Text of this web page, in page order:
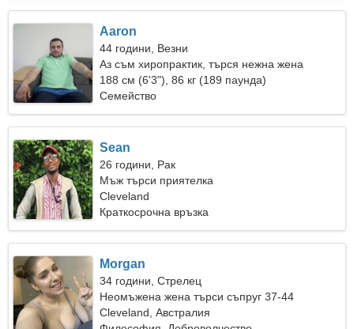
Aaron
44 години, Везни
Аз съм хиропрактик, търся нежна жена
188 см (6'3"), 86 кг (189 паунда)
Семейство
Sean
26 години, Рак
Мъж търси приятелка
Cleveland
Краткосрочна връзка
Morgan
34 години, Стрелец
Неомъжена жена търси съпруг 37-44
Cleveland, Австралия